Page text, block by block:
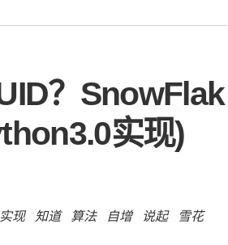
？SnowFlak
实现)
实现 知道 算法 自增 说起 雪花